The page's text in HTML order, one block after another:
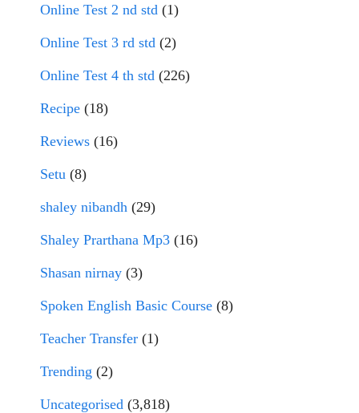
Online Test 2 nd std (1)
Online Test 3 rd std (2)
Online Test 4 th std (226)
Recipe (18)
Reviews (16)
Setu (8)
shaley nibandh (29)
Shaley Prarthana Mp3 (16)
Shasan nirnay (3)
Spoken English Basic Course (8)
Teacher Transfer (1)
Trending (2)
Uncategorised (3,818)